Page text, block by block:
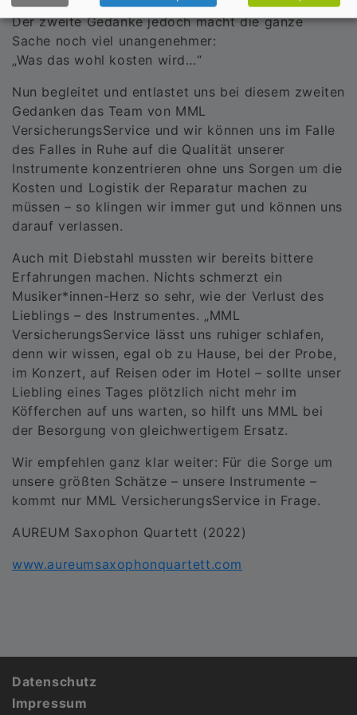
Der zweite Gedanke jedoch macht die ganze
Sache noch viel unangenehmer:
„Was das wohl kosten wird…“
Nun begleitet und entlastet uns bei diesem zweiten
Gedanken das Team von MML
VersicherungsService und wir können uns im Falle
des Falles in Ruhe auf die Qualität unserer
Instrumente konzentrieren ohne uns Sorgen um die
Kosten und Logistik der Reparatur machen zu
müssen – so klingen wir immer gut und können uns
darauf verlassen.
Auch mit Diebstahl mussten wir bereits bittere
Erfahrungen machen. Nichts schmerzt ein
Musiker*innen-Herz so sehr, wie der Verlust des
Lieblings – des Instrumentes. „MML
VersicherungsService lässt uns ruhiger schlafen,
denn wir wissen, egal ob zu Hause, bei der Probe,
im Konzert, auf Reisen oder im Hotel – sollte unser
Liebling eines Tages plötzlich nicht mehr im
Köfferchen auf uns warten, so hilft uns MML bei
der Besorgung von gleichwertigem Ersatz.
Wir empfehlen ganz klar weiter: Für die Sorge um
unsere größten Schätze – unsere Instrumente –
kommt nur MML VersicherungsService in Frage.
AUREUM Saxophon Quartett (2022)
www.aureumsaxophonquartett.com
Fußbereich
Datenschutz
Impressum